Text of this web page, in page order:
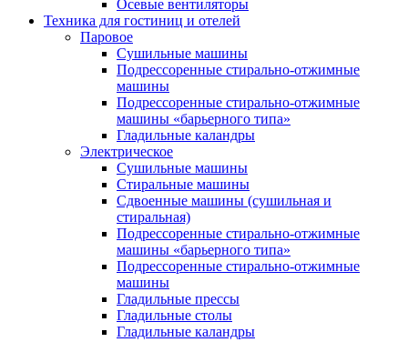
Осевые вентиляторы
Техника для гостиниц и отелей
Паровое
Cушильные машины
Подрессоренные стирально-отжимные
машины
Подрессоренные стирально-отжимные
машины «барьерного типа»
Гладильные каландры
Электрическое
Сушильные машины
Стиральные машины
Сдвоенные машины (сушильная и
стиральная)
Подрессоренные стирально-отжимные
машины «барьерного типа»
Подрессоренные стирально-отжимные
машины
Гладильные прессы
Гладильные столы
Гладильные каландры